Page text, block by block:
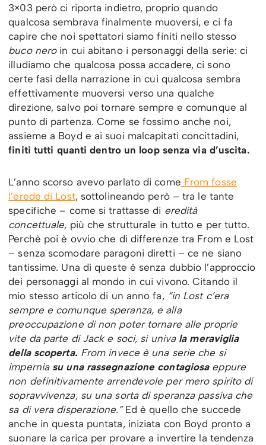
3×03 però ci riporta indietro, proprio quando
qualcosa sembrava finalmente muoversi, e ci fa
capire che noi spettatori siamo finiti nello stesso
buco nero in cui abitano i personaggi della serie: ci
illudiamo che qualcosa possa accadere, ci sono
certe fasi della narrazione in cui qualcosa sembra
effettivamente muoversi verso una qualche
direzione, salvo poi tornare sempre e comunque al
punto di partenza. Come se fossimo anche noi,
assieme a Boyd e ai suoi malcapitati concittadini,
finiti tutti quanti dentro un loop senza via d’uscita.
L’anno scorso avevo parlato di come From fosse
l’erede di Lost, sottolineando però – tra le tante
specifiche – come si trattasse di eredità
concettuale, più che strutturale in tutto e per tutto.
Perchè poi è ovvio che di differenze tra From e Lost
– senza scomodare paragoni diretti – ce ne siano
tantissime. Una di queste è senza dubbio l’approccio
dei personaggi al mondo in cui vivono. Citando il
mio stesso articolo di un anno fa, “in Lost c’era
sempre e comunque speranza, e alla
preoccupazione di non poter tornare alle proprie
vite da parte di Jack e soci, si univa la meraviglia
della scoperta. From invece è una serie che si
impernia su una rassegnazione contagiosa eppure
non definitivamente arrendevole per mero spirito di
sopravvivenza, su una sorta di speranza passiva che
sa di vera disperazione.”Ed è quello che succede
anche in questa puntata, iniziata con Boyd pronto a
suonare la carica per provare a invertire la tendenza